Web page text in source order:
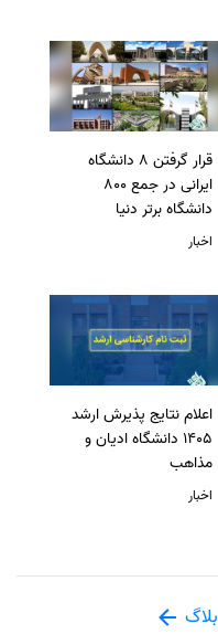
قرار گرفتن 8 دانشگاه
ایرانی در جمع 800
دانشگاه برتر دنیا
اخبار
اعلام نتایج پذیرش ارشد
1405 دانشگاه ادیان و
مذاهب
اخبار